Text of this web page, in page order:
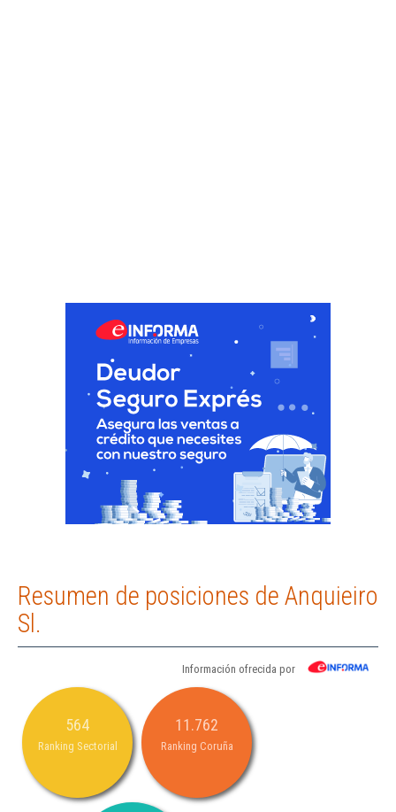
Resumen de posiciones de Anquieiro
Sl.
Información ofrecida por
564
Ranking Sectorial
11.762
Ranking Coruña